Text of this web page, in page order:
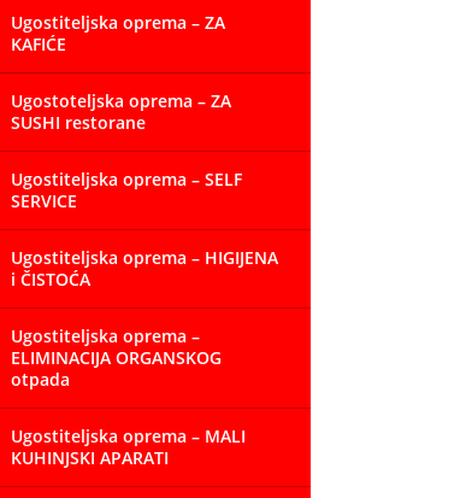
Ugostiteljska oprema – ZA
KAFIĆE
Ugostoteljska oprema – ZA
SUSHI restorane
Ugostiteljska oprema – SELF
SERVICE
Ugostiteljska oprema – HIGIJENA
i ČISTOĆA
Ugostiteljska oprema –
ELIMINACIJA ORGANSKOG
otpada
Ugostiteljska oprema – MALI
KUHINJSKI APARATI